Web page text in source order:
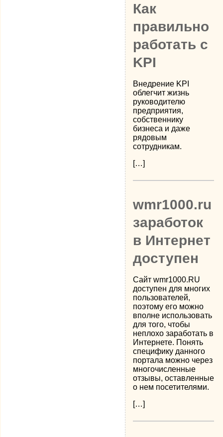
Как
правильно
работать с
KPI
Внедрение KPI
облегчит жизнь
руководителю
предприятия,
собственнику
бизнеса и даже
рядовым
сотрудникам.
[…]
wmr1000.ru
заработок
в Интернет
доступен
Сайт wmr1000.RU
доступен для многих
пользователей,
поэтому его можно
вполне использовать
для того, чтобы
неплохо заработать в
Интернете. Понять
специфику данного
портала можно через
многочисленные
отзывы, оставленные
о нем посетителями.
[…]